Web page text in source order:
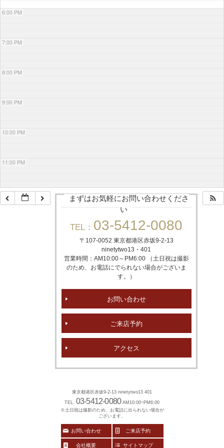
6:00 PM
7:00 PM
8:00 PM
9:00 PM
10:00 PM
11:00 PM
まずはお気軽にお問い合わせくださ
い
TEL： 03-5412-0080
〒107-0052 東京都港区赤坂9-2-13
ninetytwo13・401
営業時間：AM10:00～PM6:00 （土日祝は撮影
のため、お電話にでられない場合がございま
す。）
お問い合わせ
ご来店予約
アクセス
東京都港区赤坂9-2-13 ninetytwo13 401
TEL. 03-5412-0080 AM10:00~PM6:00
※土日祝は撮影のため、お電話に出られない場合が
ございます。
お問い合わせ ご来店予約
会社概要 サイトマップ